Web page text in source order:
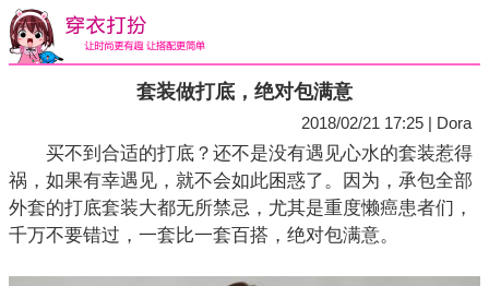
套装做打底，绝对包满意
2018/02/21 17:25 | Dora
买不到合适的打底？还不是没有遇见心水的套装惹得
祸，如果有幸遇见，就不会如此困惑了。因为，承包全部
外套的打底套装大都无所禁忌，尤其是重度懒癌患者们，
千万不要错过，一套比一套百搭，绝对包满意。